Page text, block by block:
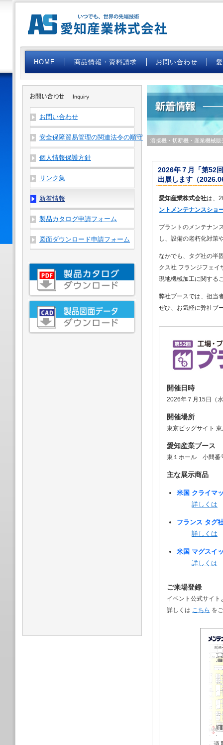
HOME 商品情報・資料請求 お問い合わせ
溶接機・切断機・産業機械
2026年７月「第52
出展します（
愛知産業株式会社は、
ントメンテナンスショ
プラントのメンテナン
し、設備の老朽化対策
なかでも、タグ社の半
クス社 フランジフェイ
現地機械加工に関する
弊社ブースでは、担当
ぜひ、お気軽に弊社ブ
開催日時
2026年７月15日（
開催場所
東京ビッグサイト
愛知産業ブース
東１ホール 小間番
主な展示商品
米国 クライマ
詳しくは
フランス タグ
詳しくは
米国 マグスイ
詳しくは
ご来場登録
イベント公式サイ
詳しくは こちら を
お問い合わせ
安全保障貿易管理の関連法令の順守
個人情報保護方針
リンク集
新着情報
製品カタログ申請フォーム
図面ダウンロード申請フォーム